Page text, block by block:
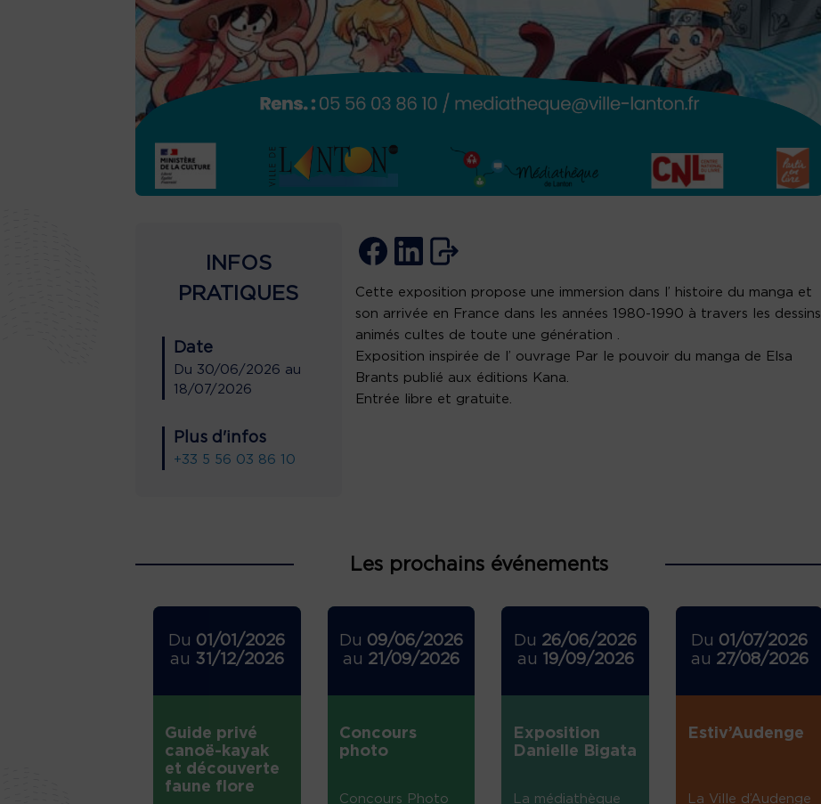
INFOS
PRATIQUES
Date
Du 30/06/2026 au
18/07/2026
Plus d'infos
+33 5 56 03 86 10
Cette exposition propose une immersion dans l’ histoire du manga et
son arrivée en France dans les années 1980-1990 à travers les dessins
animés cultes de toute une génération .
Exposition inspirée de l’ ouvrage Par le pouvoir du manga de Elsa
Brants publié aux éditions Kana.
Entrée libre et gratuite.
Les prochains événements
Du 01/01/2026
au 31/12/2026
Guide privé
canoë-kayak
et découverte
faune flore
Du 09/06/2026
au 21/09/2026
Concours
photo
Concours Photo
Du 26/06/2026
au
19/09/2026
Exposition
Danielle Bigata
La médiathèque
Du 01/07/2026
au 27/08/2026
Estiv’Audenge
La Ville d’Audenge